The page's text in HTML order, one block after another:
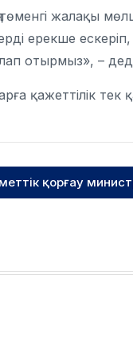
жалақы
ерекше ескеріп,
отырмыз», –
тек
қорғау